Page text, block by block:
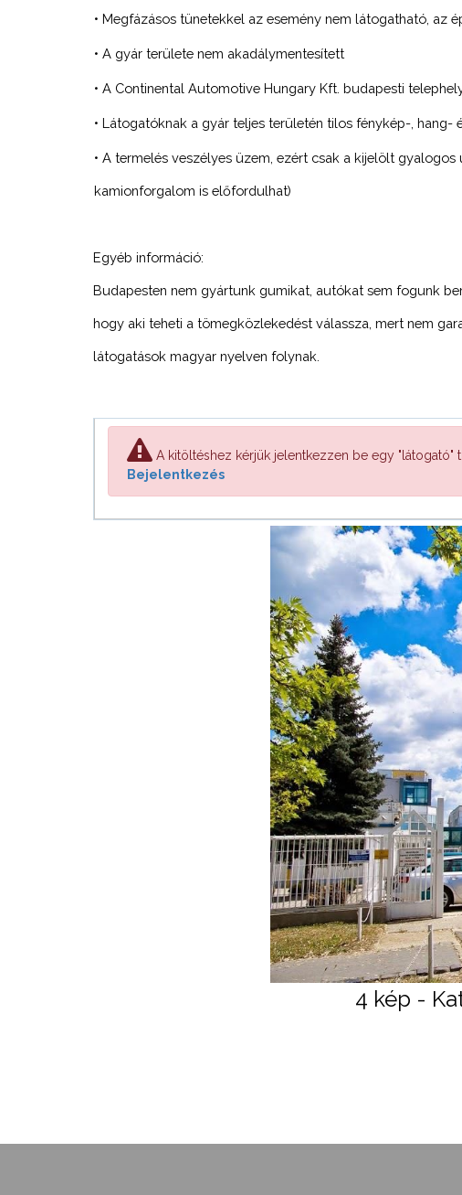
• Megfázásos tünetekkel az esemény nem látogatható, az
• A gyár területe nem akadálymentesített
• A Continental Automotive Hungary Kft. budapesti
• Látogatóknak a gyár teljes területén tilos fénykép-, hang-
• A termelés veszélyes üzem, ezért csak a kijelölt
kamionforgalom is előfordulhat)
Egyéb információ:
Budapesten nem gyártunk gumikat, autókat sem fogunk
hogy aki teheti a tömegközlekedést válassza, mert nem
látogatások magyar nyelven folynak.
A kitöltéshez kérjük jelentkezzen be egy "látogató"
Bejelentkezés
4 kép -